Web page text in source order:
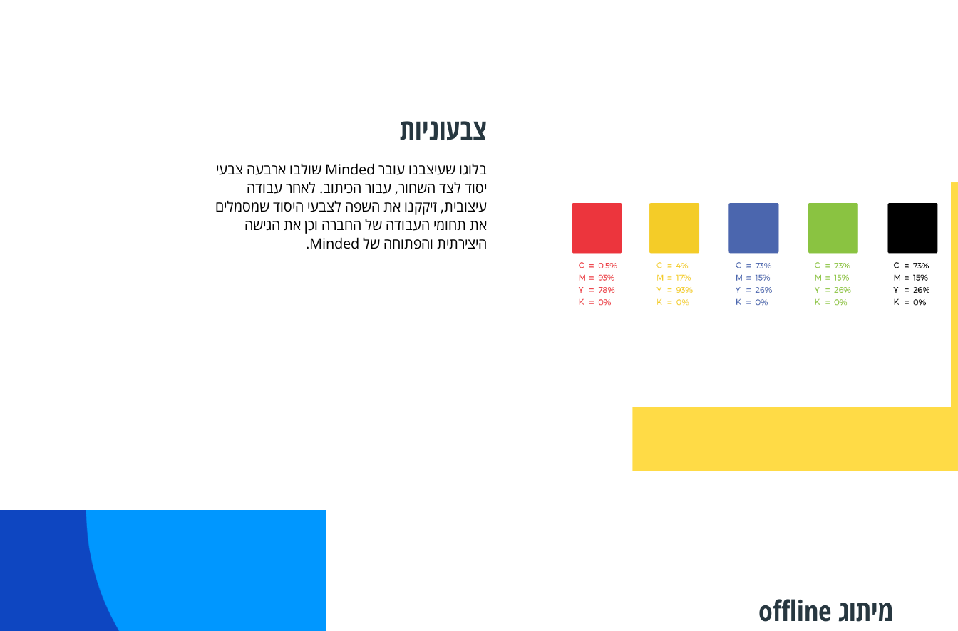
צבעוניות
בלוגו שעיצבנו עובר Minded שולבו ארבעה צבעי
יסוד לצד השחור, עבור הכיתוב. לאחר עבודה
עיצובית, זיקקנו את השפה לצבעי היסוד שמסמלים
את תחומי העבודה של החברה וכן את הגישה
היצירתית והפתוחה של Minded.
מיתוג offline